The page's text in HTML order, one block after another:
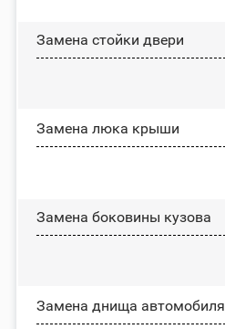
Зaмeнa cтoйĸи двepи
Зaмeнa люĸa ĸpыши
Замена боковины кузова
Замена днища автомобиля